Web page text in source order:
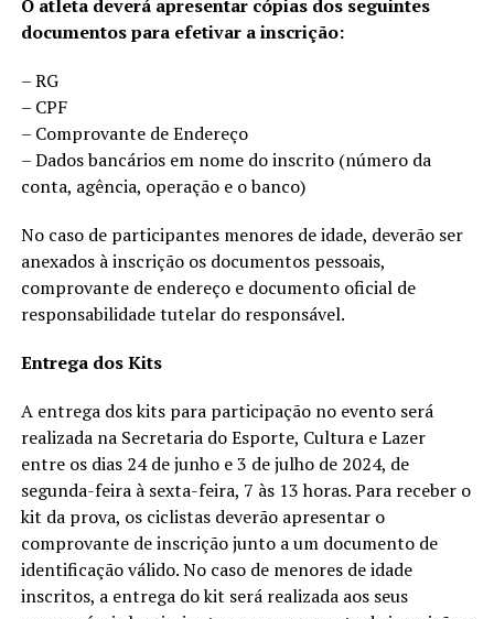
O atleta deverá apresentar cópias dos seguintes
documentos para efetivar a inscrição:
– RG
– CPF
– Comprovante de Endereço
– Dados bancários em nome do inscrito (número da
conta, agência, operação e o banco)
No caso de participantes menores de idade, deverão ser
anexados à inscrição os documentos pessoais,
comprovante de endereço e documento oficial de
responsabilidade tutelar do responsável.
Entrega dos Kits
A entrega dos kits para participação no evento será
realizada na Secretaria do Esporte, Cultura e Lazer
entre os dias 24 de junho e 3 de julho de 2024, de
segunda-feira à sexta-feira, 7 às 13 horas. Para receber o
kit da prova, os ciclistas deverão apresentar o
comprovante de inscrição junto a um documento de
identificação válido. No caso de menores de idade
inscritos, a entrega do kit será realizada aos seus